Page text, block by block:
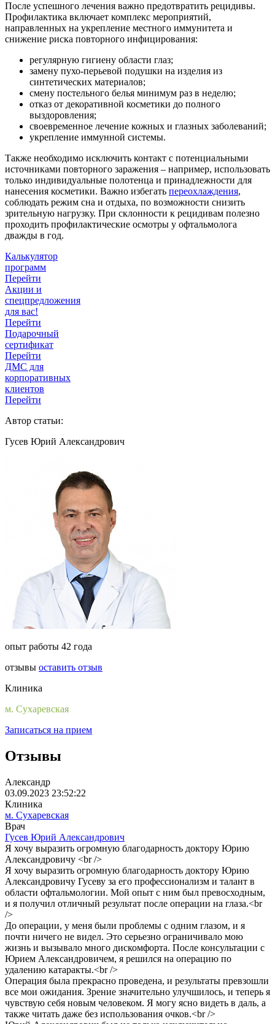
После успешного лечения важно предотвратить рецидивы.
Профилактика включает комплекс мероприятий,
направленных на укрепление местного иммунитета и
снижение риска повторного инфицирования:
регулярную гигиену области глаз;
замену пухо-перьевой подушки на изделия из
синтетических материалов;
смену постельного белья минимум раз в неделю;
отказ от декоративной косметики до полного
выздоровления;
своевременное лечение кожных и глазных заболеваний;
укрепление иммунной системы.
Также необходимо исключить контакт с потенциальными
источниками повторного заражения – например, использовать
только индивидуальные полотенца и принадлежности для
нанесения косметики. Важно избегать переохлаждения,
соблюдать режим сна и отдыха, по возможности снизить
зрительную нагрузку. При склонности к рецидивам полезно
проходить профилактические осмотры у офтальмолога
дважды в год.
Калькулятор
программ
Перейти
Акции и
спецпредложения
для вас!
Перейти
Подарочный
сертификат
Перейти
ДМС для
корпоративных
клиентов
Перейти
Автор статьи:
Гусев Юрий Александрович
опыт работы 42 года
отзывы оставить отзыв
Клиника
м. Сухаревская
Записаться на прием
Отзывы
Александр
03.09.2023 23:52:22
Клиника
м. Сухаревская
Врач
Гусев Юрий Александрович
Я хочу выразить огромную благодарность доктору Юрию
Александровичу <br />
Я хочу выразить огромную благодарность доктору Юрию
Александровичу Гусеву за его профессионализм и талант в
области офтальмологии. Мой опыт с ним был превосходным,
и я получил отличный результат после операции на глаза.<br
/>
До операции, у меня были проблемы с одним глазом, и я
почти ничего не видел. Это серьезно ограничивало мою
жизнь и вызывало много дискомфорта. После консультации с
Юрием Александровичем, я решился на операцию по
удалению катаракты.<br />
Операция была прекрасно проведена, и результаты превзошли
все мои ожидания. Зрение значительно улучшилось, и теперь я
чувствую себя новым человеком. Я могу ясно видеть в даль, а
также читать даже без использования очков.<br />